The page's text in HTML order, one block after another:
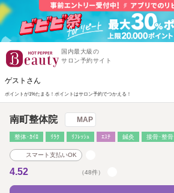
国内最大級の
サロン予約サイト
ゲストさん
ポイントが1%たまる！ ポイントはサロン予約でつかえる！
南町整体院 MAP
整体･ｶｲﾛ ﾘﾗｸ ﾘﾌﾚｯｼｭ ｴｽﾃ 鍼灸 接骨･整骨
スマート支払いOK
4.52 （48件）